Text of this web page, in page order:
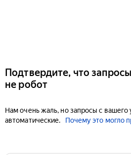
Подтвердите, что
не робот
Нам очень жаль, но запросы с вашего
автоматические.
Почему это могло